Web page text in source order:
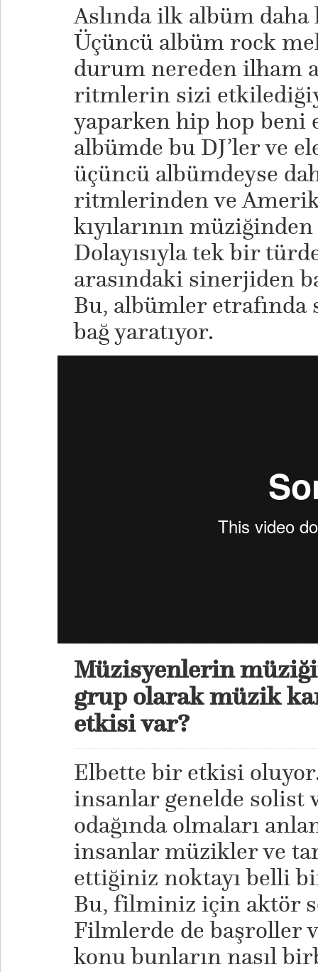
Aslında ilk albüm
Üçüncü albüm rock
durum nereden ilham
ritmlerin sizi
yaparken hip hop
albümde bu DJ’ler ve
üçüncü albümdeyse
ritmlerinden ve
kıyılarının
Dolayısıyla tek bir
arasındaki sinerjiden
Bu, albümler
bağ yaratıyor.
Müzisyenlerin
grup olarak müzik
etkisi var?
Elbette bir etkisi
insanlar genelde solist
odağında olmaları
insanlar müzikler ve
ettiğiniz noktayı belli
Bu, filminiz için aktör
Filmlerde de başroller
konu bunların nasıl